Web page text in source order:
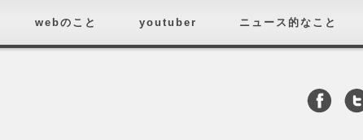
webのこと youtuber ニュース的なこと